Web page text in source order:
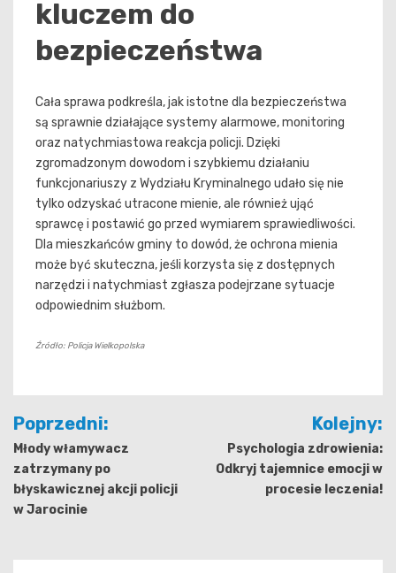
kluczem do
bezpieczeństwa
Cała sprawa podkreśla, jak istotne dla bezpieczeństwa
są sprawnie działające systemy alarmowe, monitoring
oraz natychmiastowa reakcja policji. Dzięki
zgromadzonym dowodom i szybkiemu działaniu
funkcjonariuszy z Wydziału Kryminalnego udało się nie
tylko odzyskać utracone mienie, ale również ująć
sprawcę i postawić go przed wymiarem sprawiedliwości.
Dla mieszkańców gminy to dowód, że ochrona mienia
może być skuteczna, jeśli korzysta się z dostępnych
narzędzi i natychmiast zgłasza podejrzane sytuacje
odpowiednim służbom.
Źródło: Policja Wielkopolska
Nawigacja
wpisu
Poprzedni:
Młody włamywacz
zatrzymany po
błyskawicznej akcji policji
w Jarocinie
Kolejny:
Psychologia zdrowienia:
Odkryj tajemnice emocji w
procesie leczenia!